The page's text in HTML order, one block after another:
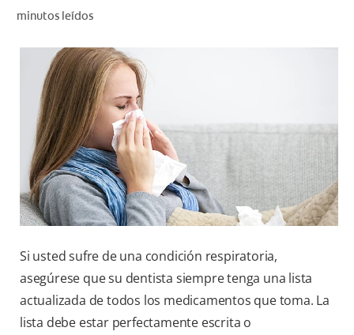
minutos leídos
Si usted sufre de una condición respiratoria,
asegúrese que su dentista siempre tenga una lista
actualizada de todos los medicamentos que toma. La
lista debe estar perfectamente escrita o